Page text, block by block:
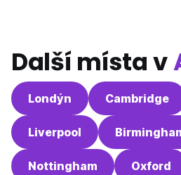
Další místa v
Londýn Cambridge
Liverpool
Nottingham Oxford